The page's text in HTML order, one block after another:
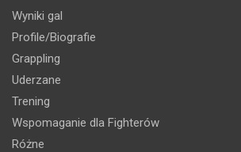
Wyniki gal
Profile/Biografie
Grappling
Uderzane
Trening
Wspomaganie dla Fighterów
Różne